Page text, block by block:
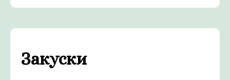
Закуски